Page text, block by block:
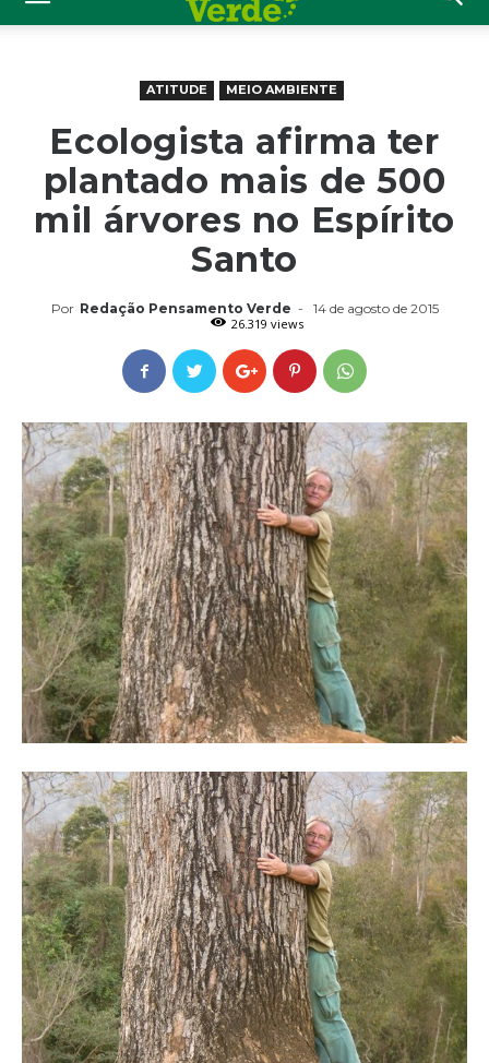
ATITUDE MEIO AMBIENTE
Ecologista afirma ter
plantado mais de 500
mil árvores no Espírito
Santo
Por Redação Pensamento Verde -
14 de agosto de 2015
26.319 views